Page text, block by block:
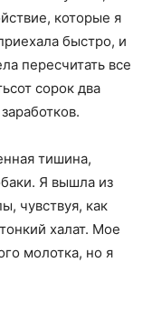
которые я
быстро, и
пересчитать все
сорок два
тишина,
Я вышла из
чувствуя, как
халат. Мое
молотка, но я